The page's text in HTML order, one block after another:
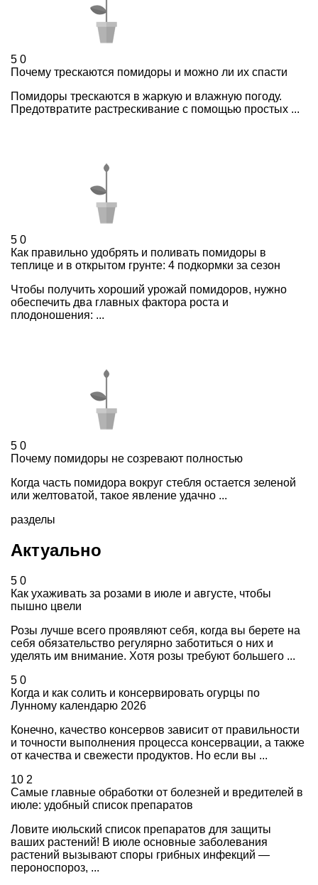
5 0
Почему трескаются помидоры и можно ли их спасти
Помидоры трескаются в жаркую и влажную погоду.
Предотвратите растрескивание с помощью простых ...
5 0
Как правильно удобрять и поливать помидоры в
теплице и в открытом грунте: 4 подкормки за сезон
Чтобы получить хороший урожай помидоров, нужно
обеспечить два главных фактора роста и
плодоношения: ...
5 0
Почему помидоры не созревают полностью
Когда часть помидора вокруг стебля остается зеленой
или желтоватой, такое явление удачно ...
разделы
Актуально
5 0
Как ухаживать за розами в июле и августе, чтобы
пышно цвели
Розы лучше всего проявляют себя, когда вы берете на
себя обязательство регулярно заботиться о них и
уделять им внимание. Хотя розы требуют большего ...
5 0
Когда и как солить и консервировать огурцы по
Лунному календарю 2026
Конечно, качество консервов зависит от правильности
и точности выполнения процесса консервации, а также
от качества и свежести продуктов. Но если вы ...
10 2
Самые главные обработки от болезней и вредителей в
июле: удобный список препаратов
Ловите июльский список препаратов для защиты
ваших растений! В июле основные заболевания
растений вызывают споры грибных инфекций —
пероноспороз, ...